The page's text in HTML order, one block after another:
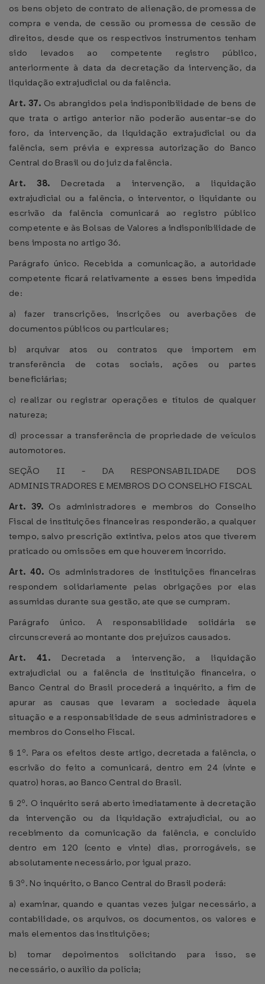
os bens objeto de contrato de alienação, de promessa de
compra e venda, de cessão ou promessa de cessão de
direitos, desde que os respectivos instrumentos tenham
sido levados ao competente registro público,
anteriormente à data da decretação da intervenção, da
liquidação extrajudicial ou da falência.
Art. 37. Os abrangidos pela indisponibilidade de bens de
que trata o artigo anterior não poderão ausentar-se do
foro, da intervenção, da liquidação extrajudicial ou da
falência, sem prévia e expressa autorização do Banco
Central do Brasil ou do juiz da falência.
Art. 38. Decretada a intervenção, a liquidação
extrajudicial ou a falência, o interventor, o liquidante ou
escrivão da falência comunicará ao registro público
competente e às Bolsas de Valores a indisponibilidade de
bens imposta no artigo 36.
Parágrafo único. Recebida a comunicação, a autoridade
competente ficará relativamente a esses bens impedida
de:
a) fazer transcrições, inscrições ou averbações de
documentos públicos ou particulares;
b) arquivar atos ou contratos que importem em
transferência de cotas sociais, ações ou partes
beneficiárias;
c) realizar ou registrar operações e títulos de qualquer
natureza;
d) processar a transferência de propriedade de veículos
automotores.
SEÇÃO II - DA RESPONSABILIDADE DOS
ADMINISTRADORES E MEMBROS DO CONSELHO FISCAL
Art. 39. Os administradores e membros do Conselho
Fiscal de instituições financeiras responderão, a qualquer
tempo, salvo prescrição extintiva, pelos atos que tiverem
praticado ou omissões em que houverem incorrido.
Art. 40. Os administradores de instituições financeiras
respondem solidariamente pelas obrigações por elas
assumidas durante sua gestão, ate que se cumpram.
Parágrafo único. A responsabilidade solidária se
circunscreverá ao montante dos prejuízos causados.
Art. 41. Decretada a intervenção, a liquidação
extrajudicial ou a falência de instituição financeira, o
Banco Central do Brasil procederá a inquérito, a fim de
apurar as causas que levaram a sociedade àquela
situação e a responsabilidade de seus administradores e
membros do Conselho Fiscal.
§ 1º. Para os efeitos deste artigo, decretada a falência, o
escrivão do feito a comunicará, dentro em 24 (vinte e
quatro) horas, ao Banco Central do Brasil.
§ 2º. O inquérito será aberto imediatamente à decretação
da intervenção ou da liquidação extrajudicial, ou ao
recebimento da comunicação da falência, e concluído
dentro em 120 (cento e vinte) dias, prorrogáveis, se
absolutamente necessário, por igual prazo.
§ 3º. No inquérito, o Banco Central do Brasil poderá:
a) examinar, quando e quantas vezes julgar necessário, a
contabilidade, os arquivos, os documentos, os valores e
mais elementos das instituições;
b) tomar depoimentos solicitando para isso, se
necessário, o auxílio da polícia;